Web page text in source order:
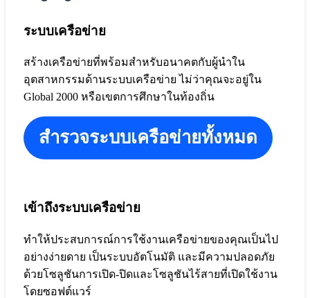
ระบบเครือข่าย
สร้างเครือข่ายที่พร้อมสำหรับอนาคตกับผู้นำใน
อุตสาหกรรมด้านระบบเครือข่าย ไม่ว่าคุณจะอยู่ใน
Global 2000 หรือเขตการศึกษาในท้องถิ่น
สำรวจระบบเครือข่ายทั้งหมด
เข้าถึงระบบเครือข่าย
ทำให้ประสบการณ์การใช้งานเครือข่ายของคุณเป็นไป
อย่างง่ายดาย เป็นระบบอัตโนมัติ และมีความปลอดภัย
ด้วยโซลูชันการเปิด-ปิดและโซลูชันไร้สายที่เปิดใช้งาน
โดยซอฟต์แวร์